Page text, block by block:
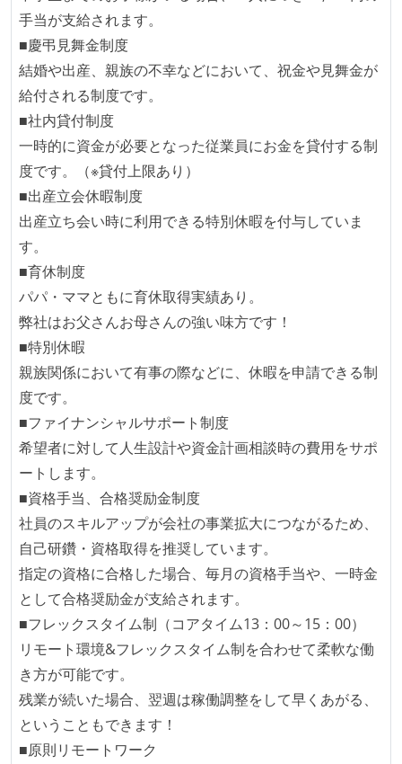
手当が支給されます。
■慶弔見舞金制度
結婚や出産、親族の不幸などにおいて、祝金や見舞金が
給付される制度です。
■社内貸付制度
一時的に資金が必要となった従業員にお金を貸付する制
度です。（※貸付上限あり）
■出産立会休暇制度
出産立ち会い時に利用できる特別休暇を付与していま
す。
■育休制度
パパ・ママともに育休取得実績あり。
弊社はお父さんお母さんの強い味方です！
■特別休暇
親族関係において有事の際などに、休暇を申請できる制
度です。
■ファイナンシャルサポート制度
希望者に対して人生設計や資金計画相談時の費用をサポ
ートします。
■資格手当、合格奨励金制度
社員のスキルアップが会社の事業拡大につながるため、
自己研鑽・資格取得を推奨しています。
指定の資格に合格した場合、毎月の資格手当や、一時金
として合格奨励金が支給されます。
■フレックスタイム制（コアタイム13：00～15：00）
リモート環境&フレックスタイム制を合わせて柔軟な働
き方が可能です。
残業が続いた場合、翌週は稼働調整をして早くあがる、
ということもできます！
■原則リモートワーク